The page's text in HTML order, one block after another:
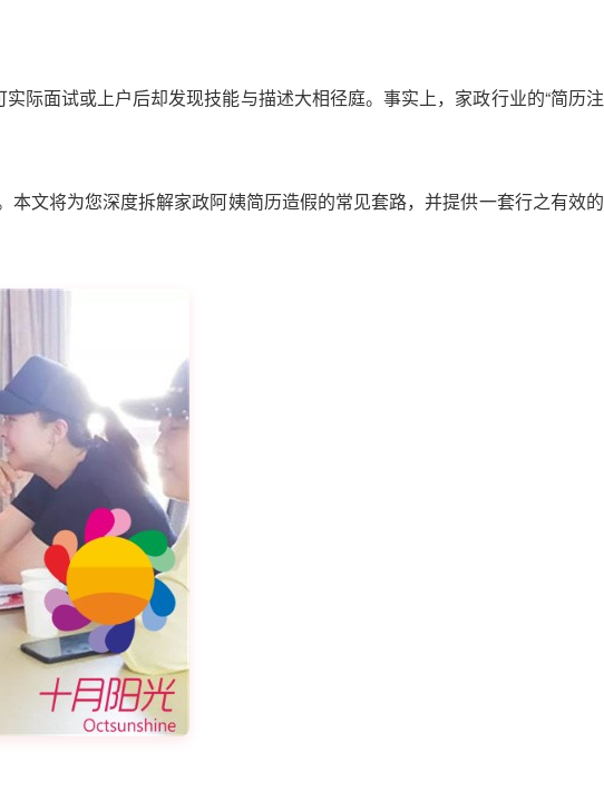
际面试或上户后却发现技能与描述大相径庭。事实上，家政行业的“简历注
文将为您深度拆解家政阿姨简历造假的常见套路，并提供一套行之有效的